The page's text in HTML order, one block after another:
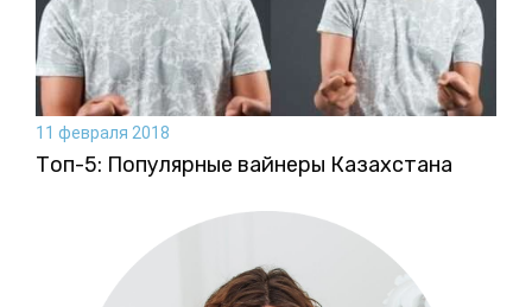
11 февраля 2018
Топ-5: Популярные вайнеры Казахстана